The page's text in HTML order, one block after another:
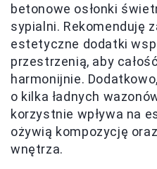
betonowe osłonki
sypialni. Rekomenduję
estetyczne dodatki
przestrzenią, aby
harmonijnie.
o kilka ładnych
korzystnie wpływa na
ożywią kompozycję
wnętrza.